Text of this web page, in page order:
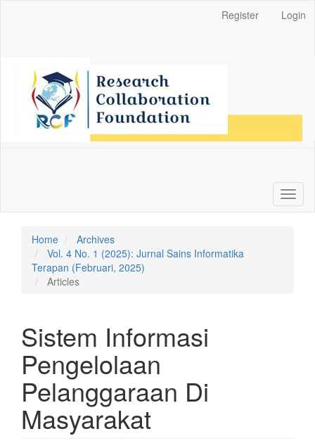
Register Login
Home
Archives
Vol. 4 No. 1 (2025): Jurnal Sains Informatika
Terapan (Februari, 2025)
Articles
Sistem Informasi
Pengelolaan
Pelanggaraan Di
Masyarakat